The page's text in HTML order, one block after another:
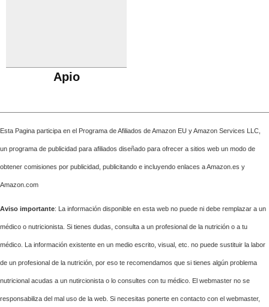
Apio
Esta Pagina participa en el Programa de Afiliados de Amazon EU y Amazon Services LLC,
un programa de publicidad para afiliados diseñado para ofrecer a sitios web un modo de
obtener comisiones por publicidad, publicitando e incluyendo enlaces a Amazon.es y
Amazon.com
Aviso importante: La información disponible en esta web no puede ni debe remplazar a un
médico o nutricionista. Si tienes dudas, consulta a un profesional de la nutrición o a tu
médico. La información existente en un medio escrito, visual, etc. no puede sustituir la labor
de un profesional de la nutrición, por eso te recomendamos que si tienes algún problema
nutricional acudas a un nutircionista o lo consultes con tu médico. El webmaster no se
responsabiliza del mal uso de la web. Si necesitas ponerte en contacto con el webmaster,